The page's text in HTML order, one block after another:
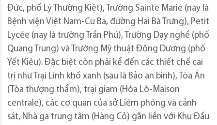
Đức, phố Lý Thường Kiệt), Trường Sainte Marie (nay là
Bệnh viện Việt Nam-Cu Ba, đường Hai Bà Trưng), Petit
Lycée (nay là trường Trần Phú), Trường Dạy nghề (phố
Quang Trung) và Trường Mỹ thuật Đông Dương (phố
Yết Kiêu). Đặc biệt còn phải kể đến các thiết chế cai
trị như Trại Lính khố xanh (sau là Bảo an binh), Tòa Án
(Tòa thượng thẩm), trại giam (Hỏa Lò-Maison
centrale), các cơ quan của sở Liêm phóng và cảnh
sát, Nhà ga trung tâm (Hàng Cỏ) gắn liền với Khu Đấu